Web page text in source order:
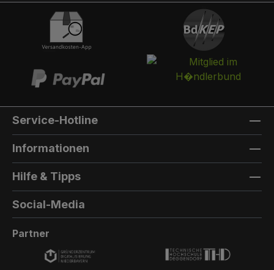
Schlüssel öffnen.Briefkasten:Optional kann ein
Briefkasten integriert werden. Die Post landet in
einem separaten und absperrbaren
Auffangkorb. Hintertür:Wenn Sie von zwei
Seiten einen Zugang zu Ihrem Paketfach
benötigen, können Sie eine Hintertür
die gleiche Farbe, wie die Farbe, die Sie für die
vordere Pakettür auswählen.Der Aufbau ist
baugleich zur Vordertür, allerdings gibt es keine
Einmalöffnungsfunktion, keinen Briefkasten
Außenmaterial: 8mm HPL(High Pressure
Laminate) - Kompaktfaserplatten der Firma
Trespa Bei Sonderfarbe: Bezeichnung der
Sonderfarben verlängert sich um 5 bis 6
Service-Hotline
Informationen
Hilfe & Tipps
Social-Media
Partner